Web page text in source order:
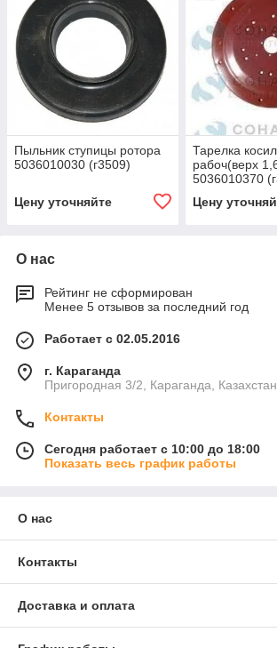
Пыльник ступицы ротора
5036010030 (г3509)
Цену уточняйте
Тарелка
рабоч(верх
5036010370
Цену
О нас
Рейтинг не сформирован
Менее 5 отзывов за последний год
Работает с 02.05.2016
г. Караганда
Пригородная 3/2, Караганда, Казахстан
Контакты
Сегодня работает с 10:00 до 18:00
Показать весь график работы
О нас
Контакты
Доставка и оплата